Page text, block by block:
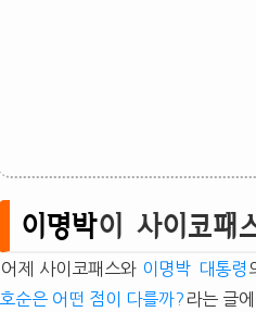
이명박이 사이코패
어제 사이코패스와 이명박 대통령
호순은 어떤 점이 다를까? 라는 글에